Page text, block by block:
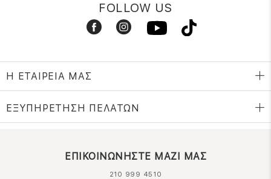
FOLLOW US
Η ΕΤΑΙΡΕΙΑ ΜΑΣ
ΕΞΥΠΗΡΕΤΗΣΗ ΠΕΛΑΤΩΝ
ΕΠΙΚΟΙΝΩΝΗΣΤΕ ΜΑΖΙ ΜΑΣ
210 999 4510